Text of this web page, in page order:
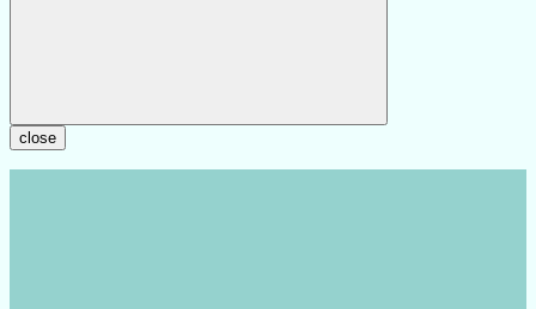
close